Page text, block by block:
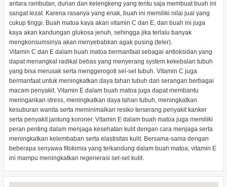
antara rambutan, durian dan kelengkeng yang tentu saja membuat buah ini
sangat lezat. Karena rasanya yang enak, buah ini memiliki nilai jual yang
cukup tinggi. Buah matoa kaya akan vitamin C dan E, dan buah ini juga
kaya akan kandungan glukosa jenuh, sehingga jika terlalu banyak
mengkonsumsinya akan menyebabkan agak pusing (teler).
Vitamin C dan E dalam buah matoa bermanfaat sebagai antioksidan yang
dapat menangkal radikal bebas yang menyerang system kekebalan tubuh
yang bisa merusak serta menggerogoti sel-sel tubuh. Vitamin C juga
bermanfaat untuk meningkatkan daya tahan tubuh dari serangan berbagai
macam penyakit. Vitamin E dalam buah matoa juga dapat membantu
meringankan stress, meningkatkan daya tahan tubuh, meningkatkan
kesuburan wanita serta meminimalkan resiko terserang penyakit kanker
serta penyakit jantung koroner. Vitamin E dalam buah matoa juga memiliki
peran penting dalam menjaga kesehatan kulit dengan cara menjaga serta
meningkatkan kelembaban serta elastisitas kulit. Bersama-sama dengan
beberapa senyawa fitokimia yang terkandung dalam buah matoa, vitamin E
ini mampu meningkatkan regenerasi sel-sel kulit.